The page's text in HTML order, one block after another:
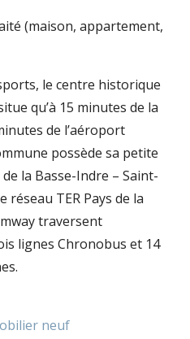
(maison, appartement,
le centre historique
qu’à 15 minutes de la
de l’aéroport
possède sa petite
la Basse-Indre – Saint-
réseau TER Pays de la
traversent
lignes Chronobus et 14
neuf